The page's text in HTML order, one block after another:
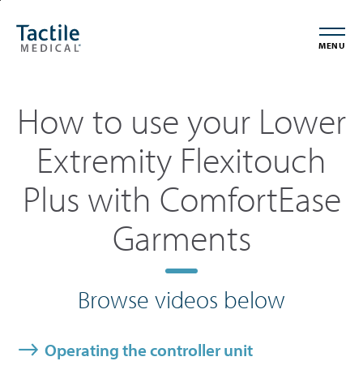
main
Statement
MENU
How to use your Lower
Extremity Flexitouch
Plus with ComfortEase
Garments
Browse videos below
Operating the controller unit